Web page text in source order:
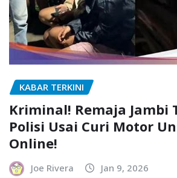
KABAR TERKINI
Kriminal! Remaja Jambi
Polisi Usai Curi Motor
Online!
Joe Rivera Jan 9, 2026